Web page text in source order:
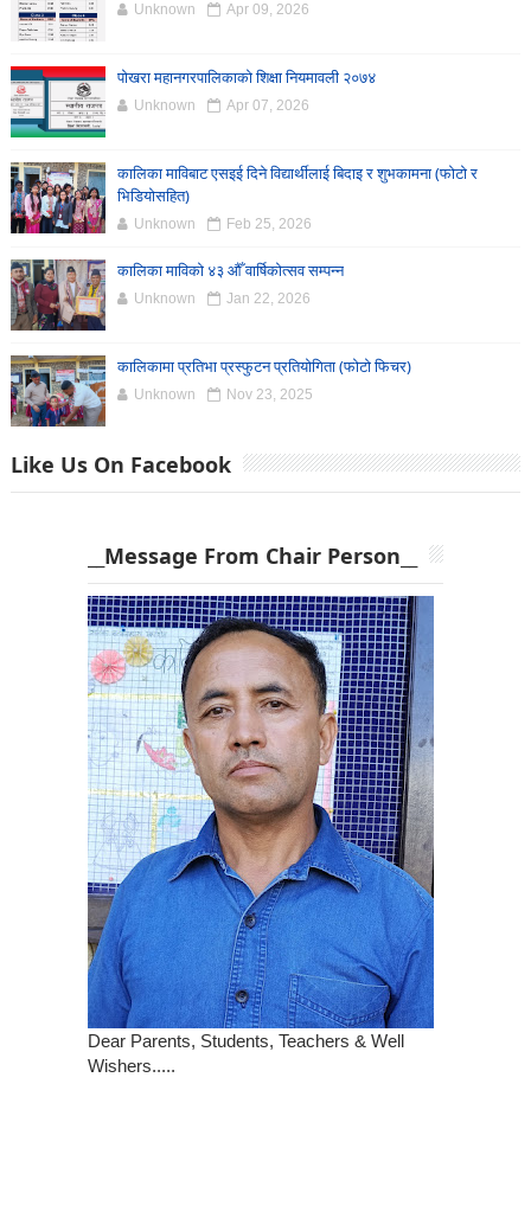
Unknown Apr 09, 2026
पोखरा महानगरपालिकाको शिक्षा नियमावली २०७४
Unknown Apr 07, 2026
कालिका माविबाट एसइई दिने विद्यार्थीलाई बिदाइ र शुभकामना (फोटो र
भिडियोसहित)
Unknown Feb 25, 2026
कालिका माविको ४३ औँ वार्षिकोत्सव सम्पन्न
Unknown Jan 22, 2026
कालिकामा प्रतिभा प्रस्फुटन प्रतियोगिता (फोटो फिचर)
Unknown Nov 23, 2025
Like Us On Facebook
__Message From Chair Person__
Dear Parents, Students, Teachers & Well
Wishers.....